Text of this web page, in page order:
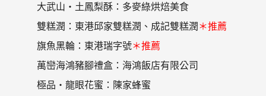
大武山‧土鳳梨酥：多麥綠烘焙美食
雙糕潤：東港邱家雙糕潤、成記雙糕潤 ＊推薦
旗魚黑輪：東港瑞字號＊推薦
萬巒海鴻豬腳禮盒：海鴻飯店有限公司
極品‧龍眼花蜜：陳家蜂蜜